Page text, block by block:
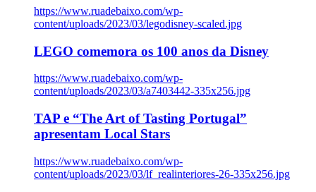
https://www.ruadebaixo.com/wp-
content/uploads/2023/03/legodisney-scaled.jpg
LEGO comemora os 100 anos da Disney
https://www.ruadebaixo.com/wp-
content/uploads/2023/03/a7403442-335x256.jpg
TAP e “The Art of Tasting Portugal”
apresentam Local Stars
https://www.ruadebaixo.com/wp-
content/uploads/2023/03/lf_realinteriores-26-335x256.jpg